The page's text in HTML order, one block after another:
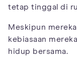
tetap tinggal di
Meskipun
kebiasaan
hidup bersama.